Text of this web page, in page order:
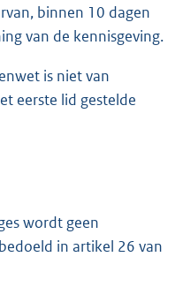
binnen 10 dagen
van de kennisgeving.
is niet van
eerste lid gestelde
wordt geen
in artikel 26 van